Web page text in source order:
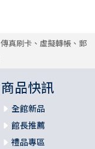
傳真刷卡、虛擬轉帳、郵
商品快訊
全館新品
館長推薦
禮品專區